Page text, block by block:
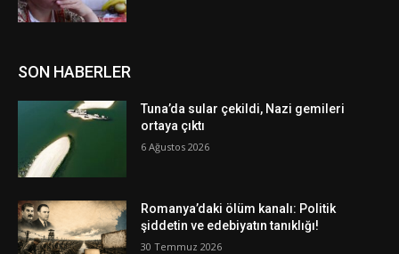
SON HABERLER
Tuna’da sular çekildi, Nazi gemileri
ortaya çıktı
6 Ağustos 2026
Romanya’daki ölüm kanalı: Politik
şiddetin ve edebiyatın tanıklığı!
30 Temmuz 2026